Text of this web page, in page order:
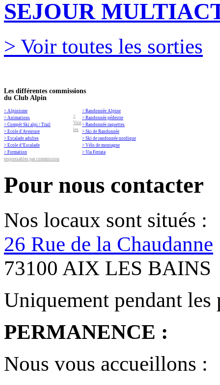
SEJOUR
> Voir toutes les sorties
Les différentes commissions
du Club Alpin
> Alpinisme
> Animations
> Compét Ski alpi / Trail
> Ecole d'Aventure
> Escalade adultes
> Ecole d’Escalade
> Formation
> Randonnée Alpine
> Randonnée pédestre
> Randonnée raquettes
> Ski de Randonnée
> Ski de randonnée nordique
> Vélo de montagne
> Via Ferrata
>
Voir
les
responsables par commission
Pour nous contacter
Nos locaux sont situés :
26 Rue de la Chaudanne
73100 AIX LES BAINS
Uniquement pendant les
PERMANENCE :
Nous vous accueillons :